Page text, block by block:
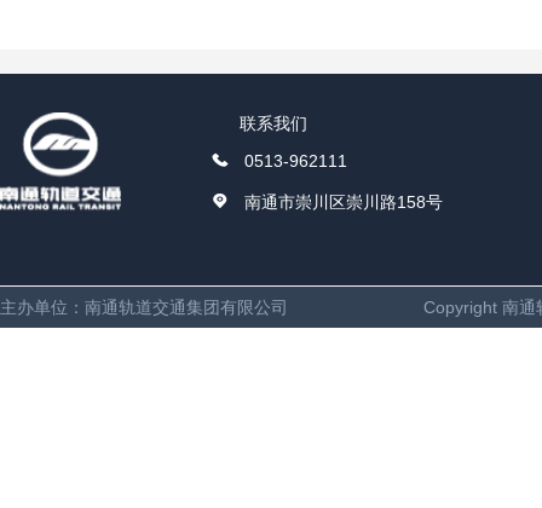
联系我们
0513-962111
南通市崇川区崇川路158号
主办单位：南通轨道交通集团有限公司 Copyright 南通